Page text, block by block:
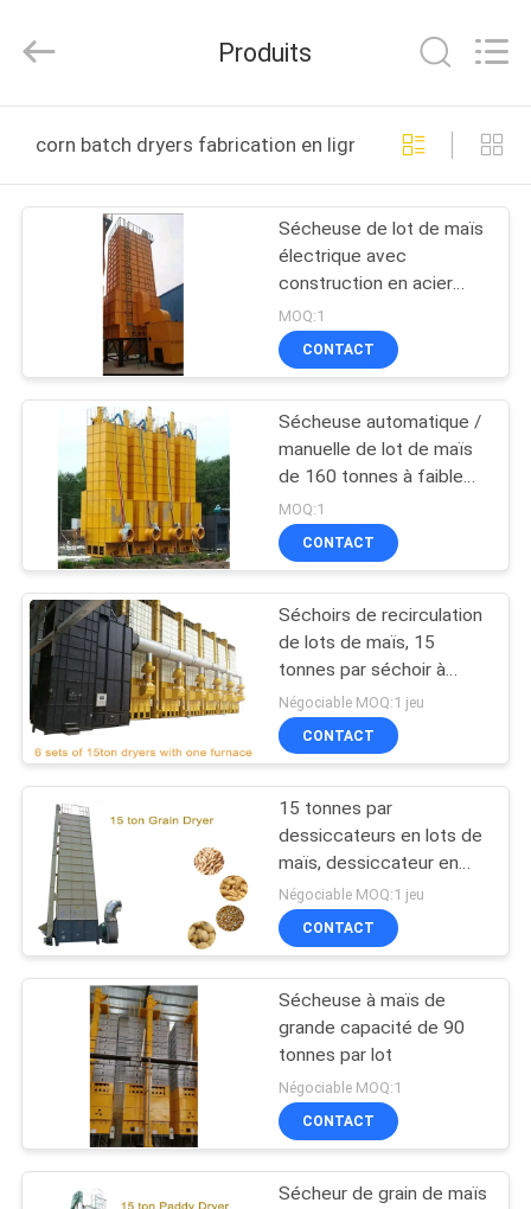
PRODUITS
NOUS
VISITE
D'USINE
CONTRÔLE
DE
QUALITÉ
CONTACTEZ-
NOUS
NOUVELLES
DEMANDEZ
UNE
CITATION
SITE
ZENVO
TECHNOLOGY
All
Produits
corn batch dryers fabrication en ligne
Sécheuse de lot de maïs
électrique avec
construction en acier
fiable pour un séchage
rapide
MOQ:1
CONTACT
Sécheuse automatique /
manuelle de lot de maïs
de 160 tonnes à faible
taux de concassage
MOQ:1
CONTACT
Séchoirs de recirculation
de lots de maïs, 15
tonnes par séchoir à
grains de riz paddy avec
un four
Négociable MOQ:1 jeu
CONTACT
15 tonnes par
dessiccateurs en lots de
maïs, dessiccateur en
recirculation en lots avec
la cannelure huit /
couche mince
Négociable MOQ:1 jeu
CONTACT
Sécheuse à maïs de
grande capacité de 90
tonnes par lot
Négociable MOQ:1
CONTACT
Sécheur de grain de maïs